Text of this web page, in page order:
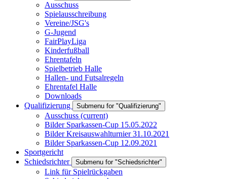
Ausschuss
Spielausschreibung
Vereine/JSG's
G-Jugend
FairPlayLiga
Kinderfußball
Ehrentafeln
Spielbetrieb Halle
Hallen- und Futsalregeln
Ehrentafel Halle
Downloads
Qualifizierung
Submenu for "Qualifizierung"
Ausschuss (current)
Bilder Sparkassen-Cup 15.05.2022
Bilder Kreisauswahlturnier 31.10.2021
Bilder Sparkassen-Cup 12.09.2021
Sportgericht
Schiedsrichter
Submenu for "Schiedsrichter"
Link für Spielrückgaben